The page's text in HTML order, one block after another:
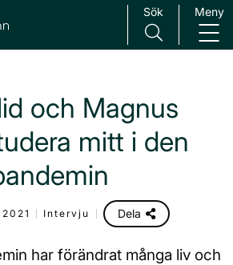
Sök Meny
och Magnus
mitt i den
Intervju Dela
har förändrat många liv och